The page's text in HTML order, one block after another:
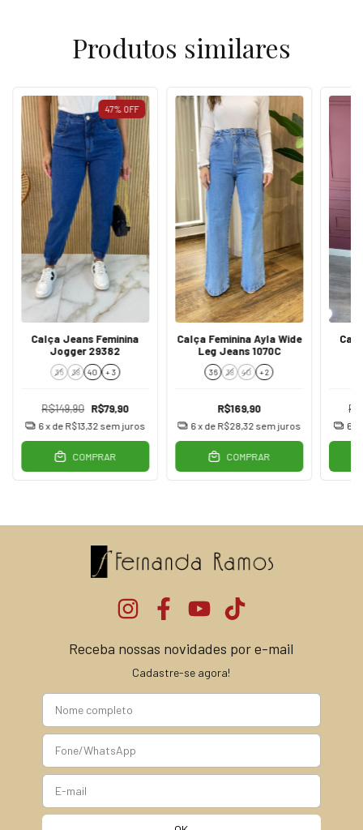
Produtos similares
47% OFF
Calça Jeans Feminina
Jogger 29382
36 38 40 + 3
R$149,90 R$79,90
6x de R$13,32 sem juros
COMPRAR
Calça Feminina Ayla Wide
Leg Jeans 1070C
36 38 40 + 2
R$169,90
6x de R$28,32 sem juros
COMPRAR
6
Receba nossas novidades por e-mail
Cadastre-se agora!